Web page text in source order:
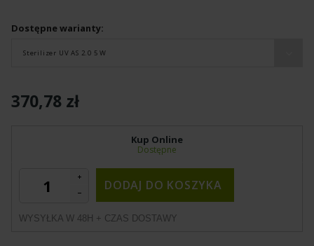
Dostępne warianty:
Sterilizer UV AS 2.0 5 W
370,78 zł
Kup Online
Dostępne
DODAJ DO KOSZYKA
WYSYŁKA W 48H + CZAS DOSTAWY